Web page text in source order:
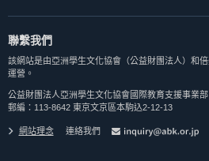
聯繫我們
該網站是由亞洲學生文化協會（公益財團法人）和
運營。
公益財團法人亞洲學生文化協會國際教育支援事業部
郵編：113-8642 東京文京區本駒込2-12-13
網站理念 連絡我們